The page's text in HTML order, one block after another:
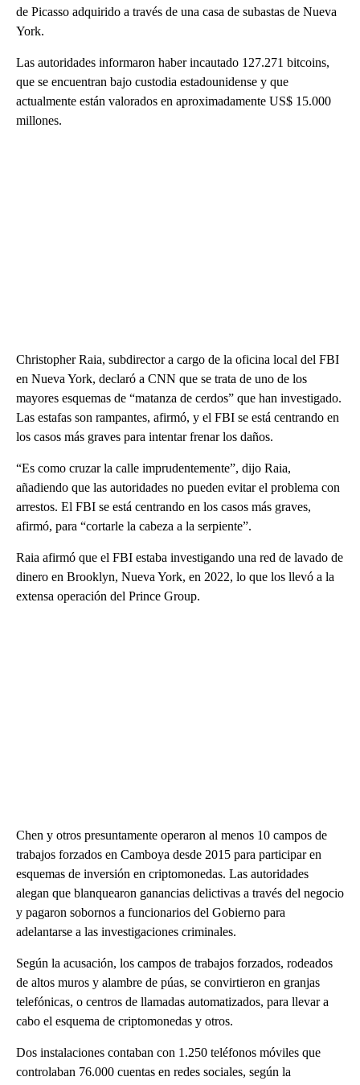
de Picasso adquirido a través de una casa de subastas de Nueva
York.
Las autoridades informaron haber incautado 127.271 bitcoins,
que se encuentran bajo custodia estadounidense y que
actualmente están valorados en aproximadamente US$ 15.000
millones.
Christopher Raia, subdirector a cargo de la oficina local del FBI
en Nueva York, declaró a CNN que se trata de uno de los
mayores esquemas de “matanza de cerdos” que han investigado.
Las estafas son rampantes, afirmó, y el FBI se está centrando en
los casos más graves para intentar frenar los daños.
“Es como cruzar la calle imprudentemente”, dijo Raia,
añadiendo que las autoridades no pueden evitar el problema con
arrestos. El FBI se está centrando en los casos más graves,
afirmó, para “cortarle la cabeza a la serpiente”.
Raia afirmó que el FBI estaba investigando una red de lavado de
dinero en Brooklyn, Nueva York, en 2022, lo que los llevó a la
extensa operación del Prince Group.
Chen y otros presuntamente operaron al menos 10 campos de
trabajos forzados en Camboya desde 2015 para participar en
esquemas de inversión en criptomonedas. Las autoridades
alegan que blanquearon ganancias delictivas a través del negocio
y pagaron sobornos a funcionarios del Gobierno para
adelantarse a las investigaciones criminales.
Según la acusación, los campos de trabajos forzados, rodeados
de altos muros y alambre de púas, se convirtieron en granjas
telefónicas, o centros de llamadas automatizados, para llevar a
cabo el esquema de criptomonedas y otros.
Dos instalaciones contaban con 1.250 teléfonos móviles que
controlaban 76.000 cuentas en redes sociales, según la